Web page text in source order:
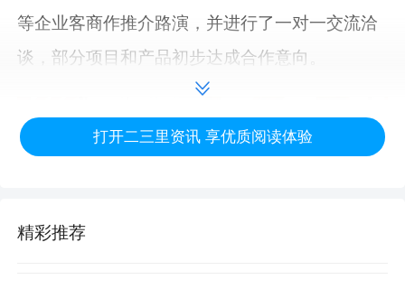
等企业客商作推介路演，并进行了一对一交流洽
谈，部分项目和产品初步达成合作意向。
打开二三里资讯 享优质阅读体验
精彩推荐